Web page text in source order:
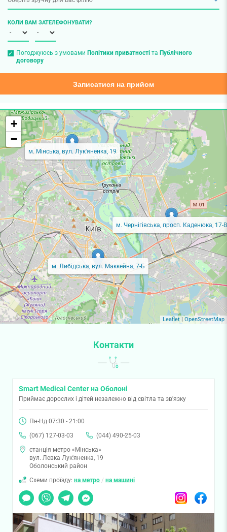
КОЛИ ВАМ ЗАТЕЛЕФОНУВАТИ?
Погоджуюсь з умовами Політики приватностіта Публічного
договору
Записатися на прийом
м. Мінська, вул. Лук'яненка, 19
м. Либідська, вул. Маккейна, 7-Б
м. Чернігівська, просп. Каденюка, 17-В
+
−
Leaflet| OpenStreetMap
Контакти
Smart Medical Center на Оболоні
Приймає дорослих і дітей незалежно від світла та зв'язку
Пн-Нд 07:30 - 21:00
(067) 127-03-03
(044) 490-25-03
станція метро «Мінська»
вул. Левка Лук'яненка, 19
Оболонський район
Схеми проїзду: на метро / на машині
Чат
Viber TelegramMessenger InstagramFacebook